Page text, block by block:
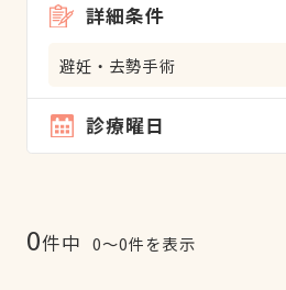
詳細条件
避妊・去勢手術
診療曜日
0件中 0〜0件を表示